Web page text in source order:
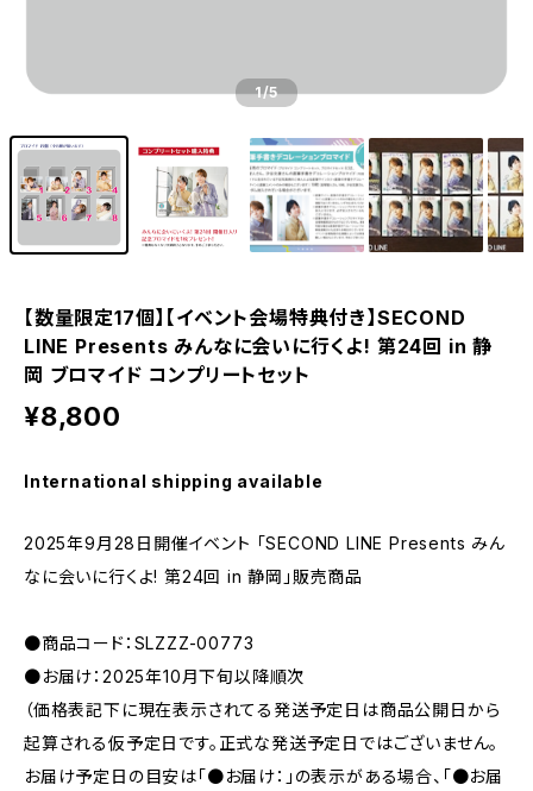
1/5
【数量限定17個】【イベント会場特典付き】SECOND
LINE Presents みんなに会いに行くよ! 第24回 in 静
岡 ブロマイド コンプリートセット
¥8,800
International shipping available
2025年9月28日開催イベント 「SECOND LINE Presents みん
なに会いに行くよ! 第24回 in 静岡」販売商品
●商品コード：SLZZZ-00773
●お届け：2025年10月下旬以降順次
（価格表記下に現在表示されてる発送予定日は商品公開日から
起算される仮予定日です。正式な発送予定日ではございません。
お届け予定日の目安は「●お届け：」の表示がある場合、「●お届